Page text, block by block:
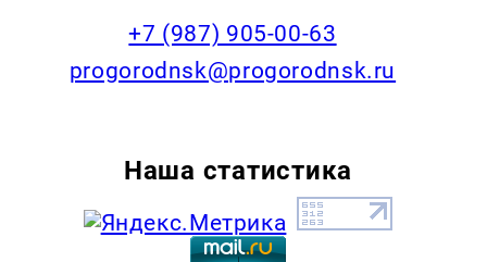
+7 (987) 905-00-63
progorodnsk@progorodnsk.ru
Наша статистика